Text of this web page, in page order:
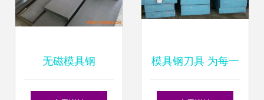
无磁模具钢
40Mn18Cr4V的锻
模具钢刀具 为每一
次切割注入工业锋